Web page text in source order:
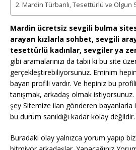
Mardin Türbanlı, Tesettürlü ve Olgun
Mardin ücretsiz sevgili bulma
arayan kızlarla sohbet, sevgili
tesettürlü kadınlar, sevgiler ya
gibi aramalarınızı da tabii ki bu site
gerçekleştirebiliyorsunuz. Eminim
bayan profili vardır. Ve hepiniz bu
tanışmak, arkadaş olmak
şey Sitemize ilan gönderen bayanlarla
bu durum sanıldığı kadar kolay değildir.
Buradaki olay yalnızca yorum yapıp